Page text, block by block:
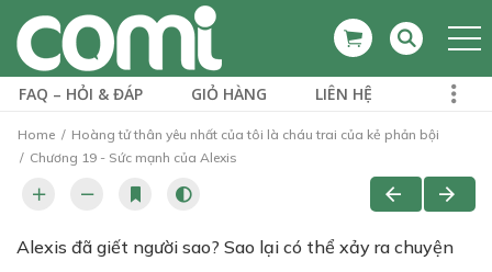
FAQ – HỎI & ĐÁP GIỎ HÀNG LIÊN HỆ
Home
Hoàng tử thân yêu nhất của tôi là cháu trai của kẻ phản bội
Chương 19 - Sức mạnh của Alexis
Alexis đã giết người sao? Sao lại có thể xảy ra chuyện